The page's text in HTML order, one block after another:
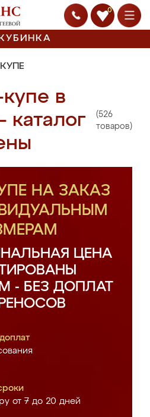
0
КУБИНКА
в
каталог
(526
товаров)
НА ЗАКАЗ
ЦЕНА
- БЕЗ ДОПЛАТ
от 7 до 20 дней